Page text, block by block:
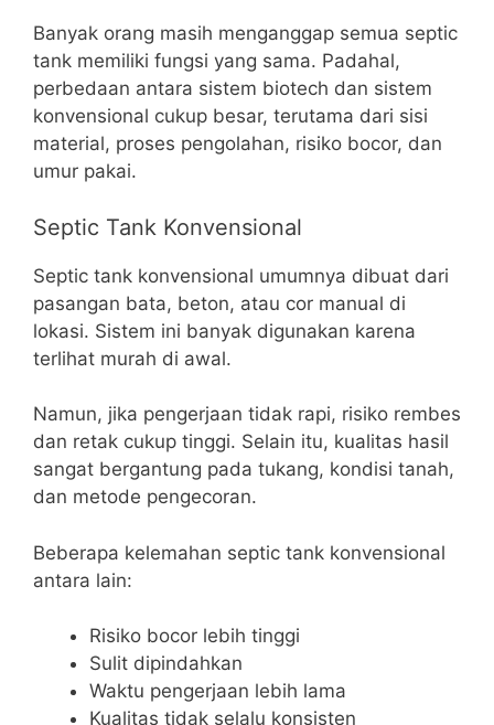
Banyak orang masih menganggap semua septic
tank memiliki fungsi yang sama. Padahal,
perbedaan antara sistem biotech dan sistem
konvensional cukup besar, terutama dari sisi
material, proses pengolahan, risiko bocor, dan
umur pakai.
Septic Tank Konvensional
Septic tank konvensional umumnya dibuat dari
pasangan bata, beton, atau cor manual di
lokasi. Sistem ini banyak digunakan karena
terlihat murah di awal.
Namun, jika pengerjaan tidak rapi, risiko rembes
dan retak cukup tinggi. Selain itu, kualitas hasil
sangat bergantung pada tukang, kondisi tanah,
dan metode pengecoran.
Beberapa kelemahan septic tank konvensional
antara lain:
Risiko bocor lebih tinggi
Sulit dipindahkan
Waktu pengerjaan lebih lama
Kualitas tidak selalu konsisten